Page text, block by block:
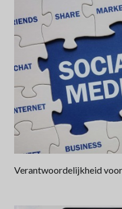
Verantwoordelijkheid